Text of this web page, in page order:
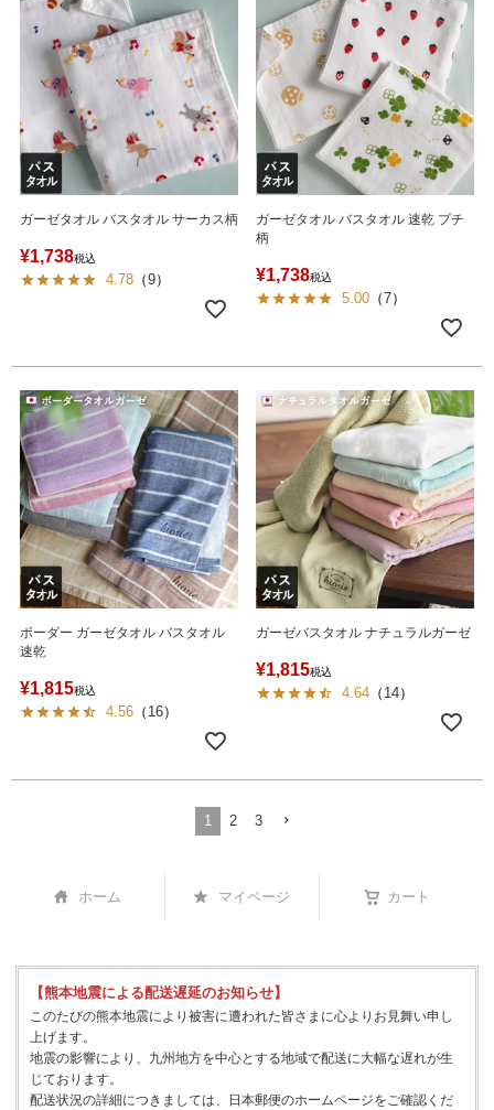
ガーゼタオル バスタオル サーカス柄
¥1,738税込
4.78 （9）
ガーゼタオル バスタオル 速乾 プチ
柄
¥1,738税込
5.00 （7）
ボーダー ガーゼタオル バスタオル
速乾
¥1,815税込
4.56 （ 16）
ガーゼバスタオル ナチュラルガーゼ
¥1,815税込
4.64 （ 14）
1 2 3
ホーム マイページ カート
【熊本地震による配送遅延のお知らせ】
このたびの熊本地震により被害に遭われた皆さまに心よりお見舞い申し
上げます。
地震の影響により、九州地方を中心とする地域で配送に大幅な遅れが生
じております。
配送状況の詳細につきましては、日本郵便のホームページをご確認くだ